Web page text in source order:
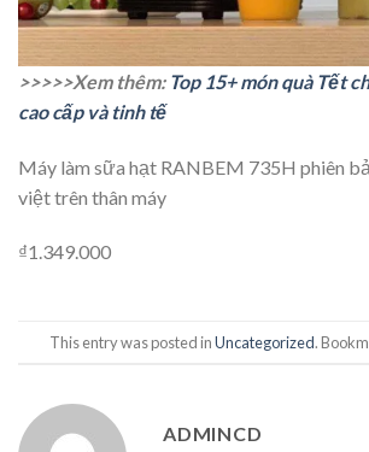
>>>>>Xem thêm: Top 15+ món quà Tết
cao cấp và tinh tế
Máy làm sữa hạt RANBEM 735H phiên
việt trên thân máy
₫1.349.000
This entry was posted inUncategorized.
ADMINCD